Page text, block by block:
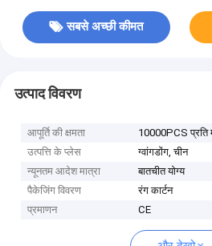
सबसे अच्छी कीमत
उत्पाद विवरण
आपूर्ति की क्षमता
10000PCS प्रति
उत्पत्ति के प्लेस
ग्वांगडोंग, चीन
न्यूनतम आदेश मात्रा
बातचीत योग्य
पैकेजिंग विवरण
रंग कार्टन
प्रमाणन
CE